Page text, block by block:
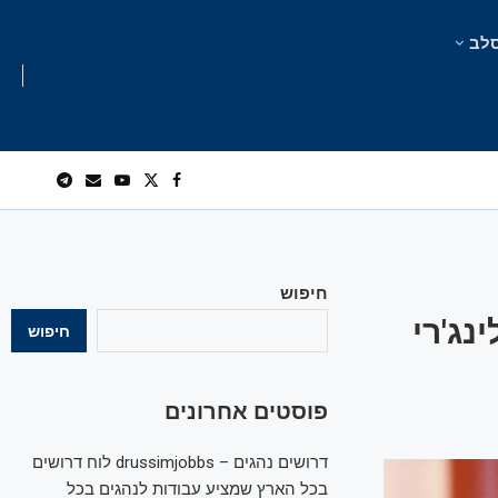
חיפוש
חיפוש
פוסטים אחרונים
דרושים נהגים – drussimjobbs לוח דרושים
בכל הארץ שמציע עבודות לנהגים בכל